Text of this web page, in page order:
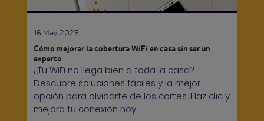
16 May 2025
Cómo mejorar la cobertura WiFi en casa sin ser un
experto
¿Tu WiFi no llega bien a toda la casa?
Descubre soluciones fáciles y la mejor
opción para olvidarte de los cortes. Haz clic y
mejora tu conexión hoy.